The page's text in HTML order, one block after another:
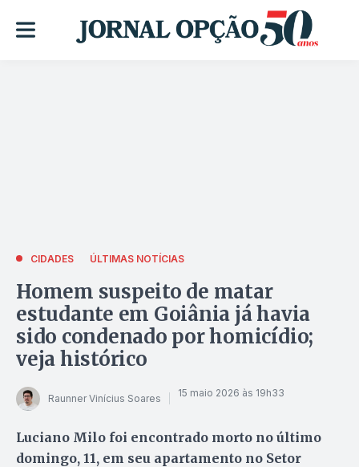
CIDADES ÚLTIMAS NOTÍCIAS
Homem suspeito de matar
estudante em Goiânia já havia
sido condenado por homicídio;
veja histórico
Raunner Vinícius Soares 15 maio 2026 às 19h33
Luciano Milo foi encontrado morto no último
domingo, 11, em seu apartamento no Setor